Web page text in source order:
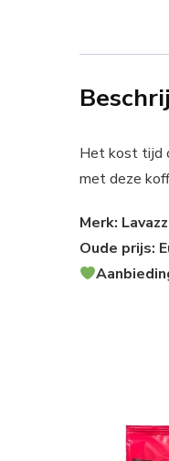
Het kost tijd
met deze
Merk:
Oude prijs: